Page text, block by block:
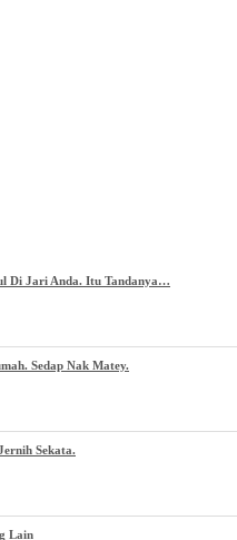
Di Jari Anda. Itu Tandanya…
Sedap Nak Matey.
Sekata.
Lain